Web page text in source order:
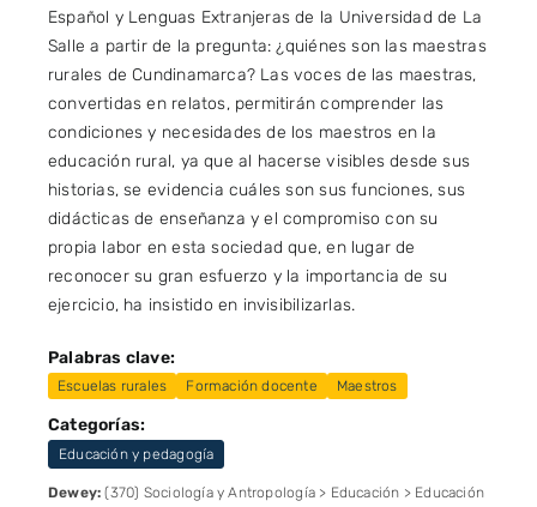
Español y Lenguas Extranjeras de la Universidad de La
Salle a partir de la pregunta: ¿quiénes son las maestras
rurales de Cundinamarca? Las voces de las maestras,
convertidas en relatos, permitirán comprender las
condiciones y necesidades de los maestros en la
educación rural, ya que al hacerse visibles desde sus
historias, se evidencia cuáles son sus funciones, sus
didácticas de enseñanza y el compromiso con su
propia labor en esta sociedad que, en lugar de
reconocer su gran esfuerzo y la importancia de su
ejercicio, ha insistido en invisibilizarlas.
Palabras clave:
Escuelas rurales Formación docente Maestros
Categorías:
Educación y pedagogía
Dewey: (370) Sociología y Antropología > Educación > Educación